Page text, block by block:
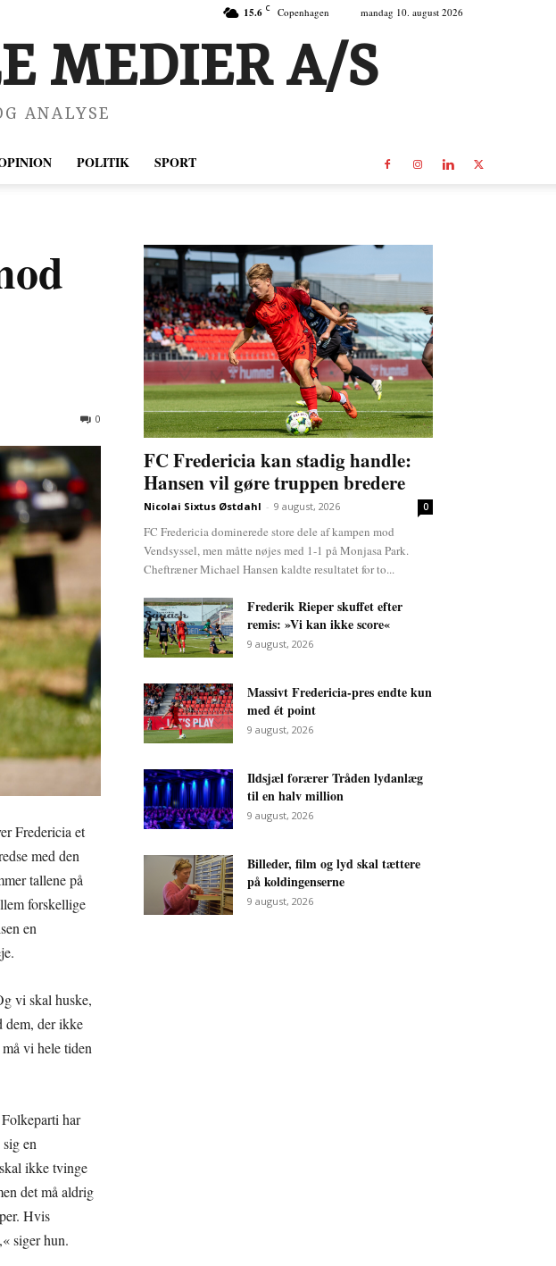
15.6 C Copenhagen mandag 10. august 2026
MEDIER A/S
ANALYSE
POLITIK SPORT
0
Fredericia et
med den
tallene på
forskellige
en
vi skal huske,
dem, der ikke
vi hele tiden
har
en
ikke tvinge
det må aldrig
Hvis
siger hun.
FC Fredericia kan stadig handle:
Hansen vil gøre truppen bredere
Nicolai Sixtus Østdahl - 9 august, 2026 0
FC Fredericia dominerede store dele af kampen mod
Vendsyssel, men måtte nøjes med 1-1 på Monjasa Park.
Cheftræner Michael Hansen kaldte resultatet for to...
Frederik Rieper skuffet efter
remis: »Vi kan ikke score«
9 august, 2026
Massivt Fredericia-pres endte kun
med ét point
9 august, 2026
Ildsjæl forærer Tråden lydanlæg
til en halv million
9 august, 2026
Billeder, film og lyd skal tættere
på koldingenserne
9 august, 2026